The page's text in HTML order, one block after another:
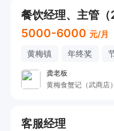
与销售、餐厅清洁卫
楼面人员沟通安排
肯德基，欢迎您的加
餐饮经理、主管
5000-6000 元/月
黄梅镇 年终奖
龚老板
黄梅食蟹记（武商店）
客服经理